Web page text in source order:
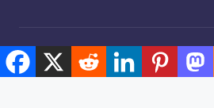
Copyright 2026 — Homo medicus